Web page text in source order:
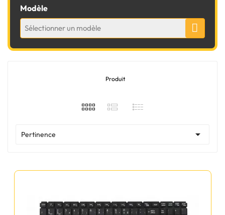
Modèle
Sélectionner un modèle
Produit
Pertinence 